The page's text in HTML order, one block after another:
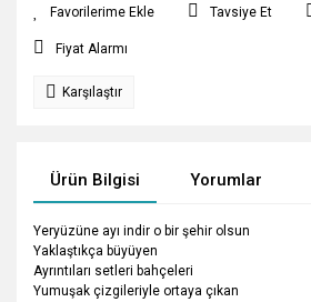
Tavsiye Et
Fiyat Alarmı
Karşılaştır
Ürün Bilgisi Yorumlar
Yeryüzüne ayı indir o bir şehir olsun
Yaklaştıkça büyüyen
Ayrıntıları setleri bahçeleri
Yumuşak çizgileriyle ortaya çıkan